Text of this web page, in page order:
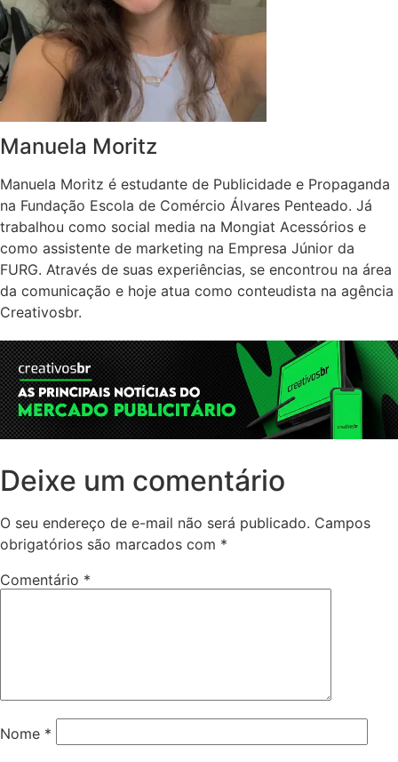
Manuela Moritz
Manuela Moritz é estudante de Publicidade e Propaganda
na Fundação Escola de Comércio Álvares Penteado. Já
trabalhou como social media na Mongiat Acessórios e
como assistente de marketing na Empresa Júnior da
FURG. Através de suas experiências, se encontrou na área
da comunicação e hoje atua como conteudista na agência
Creativosbr.
Deixe um comentário
O seu endereço de e-mail não será publicado. Campos
obrigatórios são marcados com *
Comentário *
Nome *